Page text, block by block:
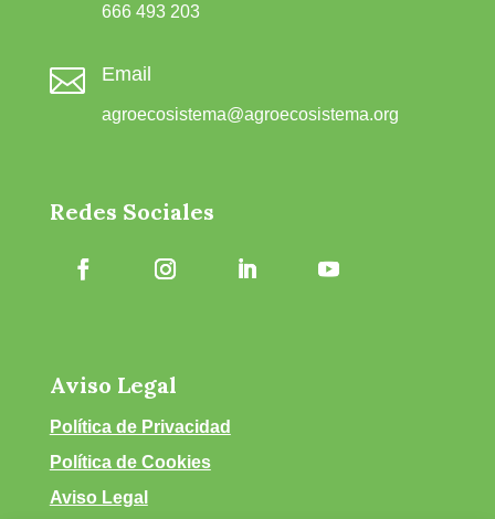
666 493 203
 Email
agroecosistema@agroecosistema.org
Redes Sociales
Aviso Legal
Política de Privacidad
Política de Cookies
Aviso Legal